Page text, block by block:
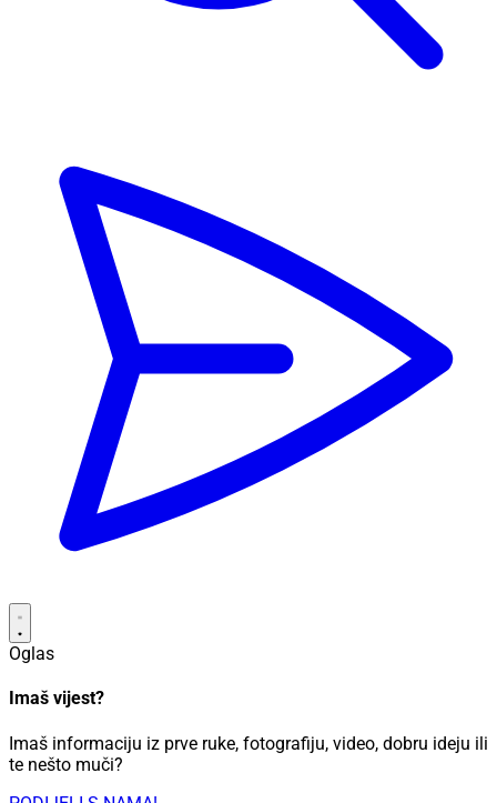
Oglas
Imaš vijest?
Imaš informaciju iz prve ruke, fotografiju, video, dobru ideju ili
te nešto muči?